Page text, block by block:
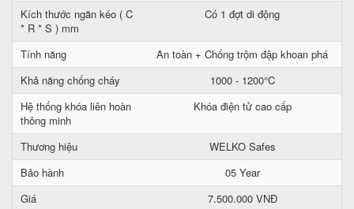
Kích thước ngăn kéo ( C
* R * S ) mm
Có 1 đợt di động
Tính năng
An toàn + Chống trộm đập khoan phá
Khả năng chống cháy
1000 - 1200°C
Hệ thống khóa liên hoàn
thông minh
Khóa điện tử cao cấp
Thương hiệu
WELKO Safes
Bảo hành
05 Year
Giá
7.500.000 VNĐ